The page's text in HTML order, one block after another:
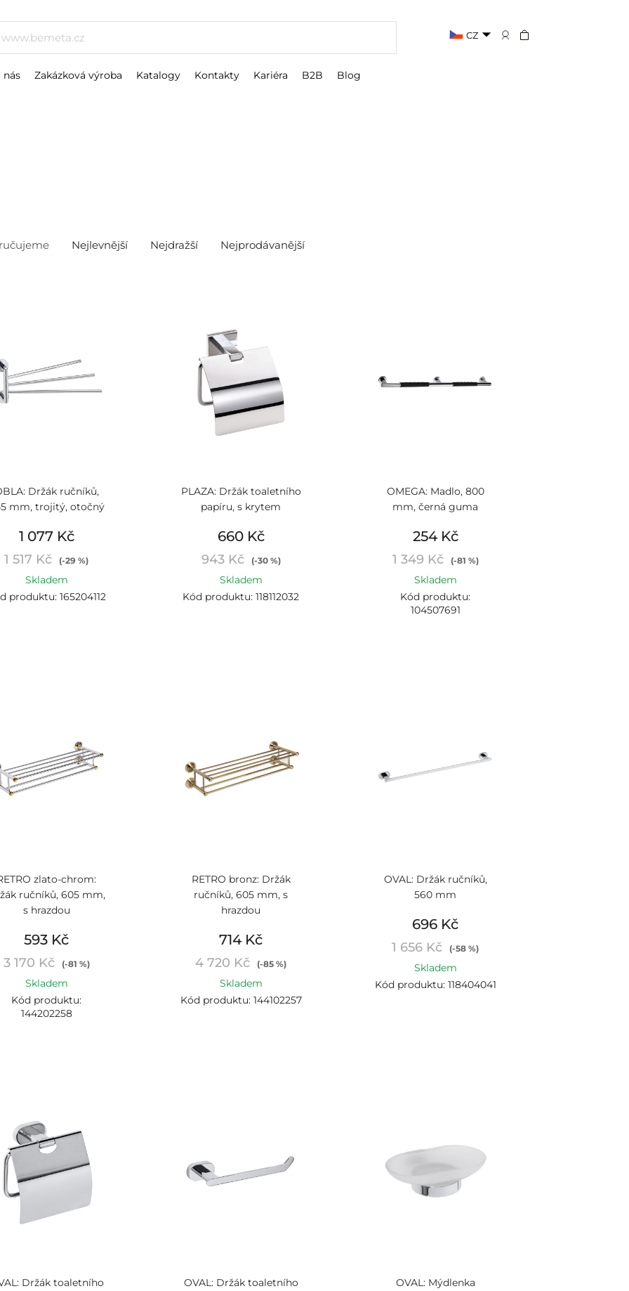
nás Zakázková výroba Katalogy Kontakty Kariéra B2B Blog
CZ
Nejlevnější Nejdražší Nejprodávanější
Držák ručníků,
mm, trojitý, otočný
1 077 Kč
1 517 Kč (-29 %)
Skladem
produktu: 165204112
PLAZA: Držák toaletního
papíru, s krytem
660 Kč
943 Kč (-30 %)
Skladem
Kód produktu: 118112032
OMEGA: Madlo, 800
mm, černá guma
254 Kč
1 349 Kč (-81 %)
Skladem
Kód produktu:
104507691
zlato-chrom:
ručníků, 605 mm,
s hrazdou
593 Kč
3 170 Kč (-81 %)
Skladem
Kód produktu:
144202258
RETRO bronz: Držák
ručníků, 605 mm, s
hrazdou
714 Kč
4 720 Kč (-85 %)
Skladem
Kód produktu: 144102257
OVAL: Držák ručníků,
560 mm
696 Kč
1 656 Kč (-58 %)
Skladem
Kód produktu: 118404041
Držák toaletního
OVAL: Držák toaletního
OVAL: Mýdlenka